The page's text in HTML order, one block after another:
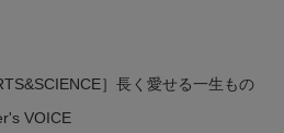
］長く愛せる一生もの
VOICE